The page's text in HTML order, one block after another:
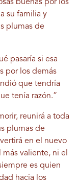
buenas por los
su familia y
plumas de
pasaría si esa
por los demás
que tendría
tenía razón.”
reunirá a toda
plumas de
en el nuevo
valiente, ni el
es quien
hacia los